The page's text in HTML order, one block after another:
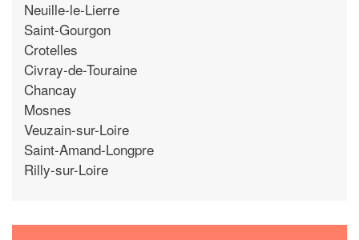
Neuille-le-Lierre
Saint-Gourgon
Crotelles
Civray-de-Touraine
Chancay
Mosnes
Veuzain-sur-Loire
Saint-Amand-Longpre
Rilly-sur-Loire